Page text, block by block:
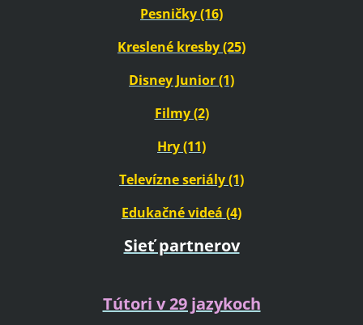
Pesničky (16)
Kreslené kresby (25)
Disney Junior (1)
Filmy (2)
Hry (11)
Televízne seriály (1)
Edukačné videá (4)
Sieť partnerov
Tútori v 29 jazykoch